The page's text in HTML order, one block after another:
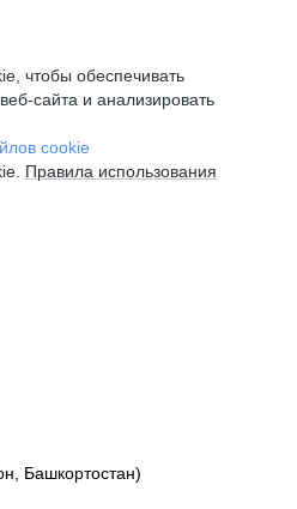
чтобы обеспечивать
сайта и анализировать
cookie
Правила использования
Башкортостан)